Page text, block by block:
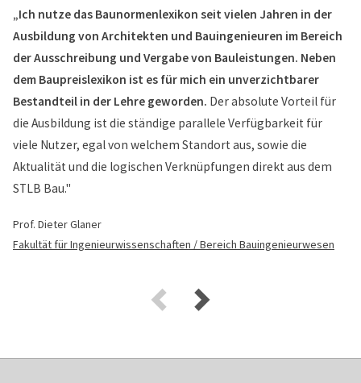
„Ich nutze das Baunormenlexikon seit vielen Jahren in der
Ausbildung von Architekten und Bauingenieuren im Bereich
der Ausschreibung und Vergabe von Bauleistungen. Neben
dem Baupreislexikon ist es für mich ein unverzichtbarer
Bestandteil in der Lehre geworden. Der absolute Vorteil für
die Ausbildung ist die ständige parallele Verfügbarkeit für
viele Nutzer, egal von welchem Standort aus, sowie die
Aktualität und die logischen Verknüpfungen direkt aus dem
STLB Bau."
Prof. Dieter Glaner
Fakultät für Ingenieurwissenschaften / Bereich Bauingenieurwesen